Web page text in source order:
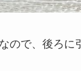
ので、後ろに